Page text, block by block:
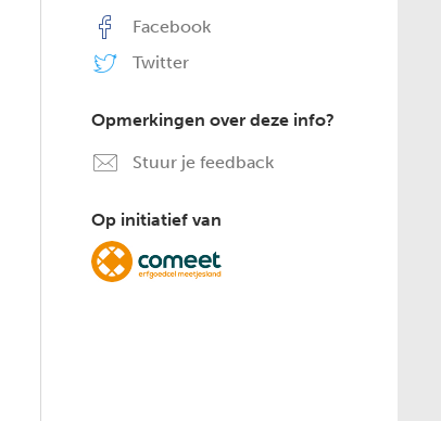
Facebook
Twitter
Opmerkingen over deze info?
Stuur je feedback
Op initiatief van